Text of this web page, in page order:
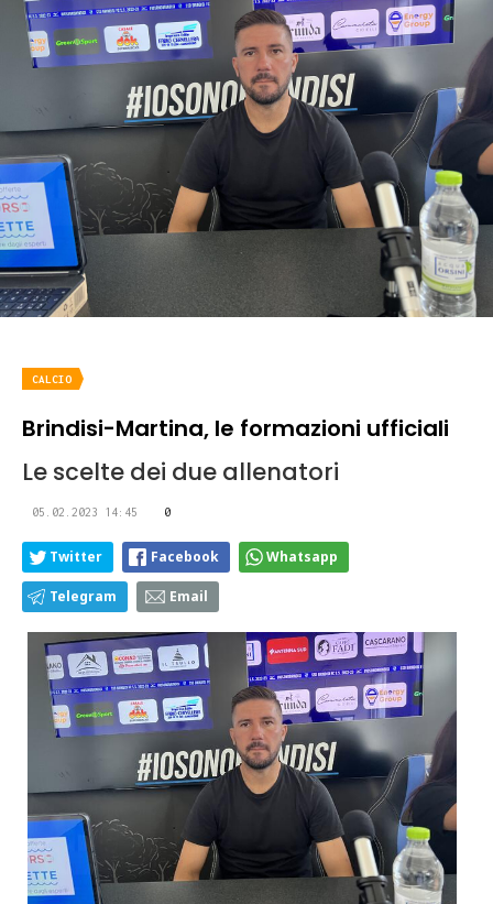
CALCIO
Brindisi-Martina, le formazioni ufficiali
Le scelte dei due allenatori
05.02.2023 14:45 0
Twitter Facebook Whatsapp
Telegram Email